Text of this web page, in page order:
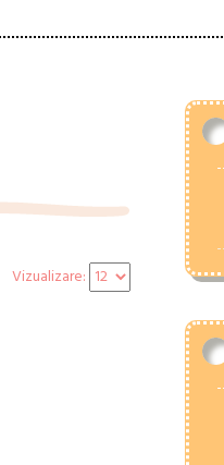
Vizualizare: